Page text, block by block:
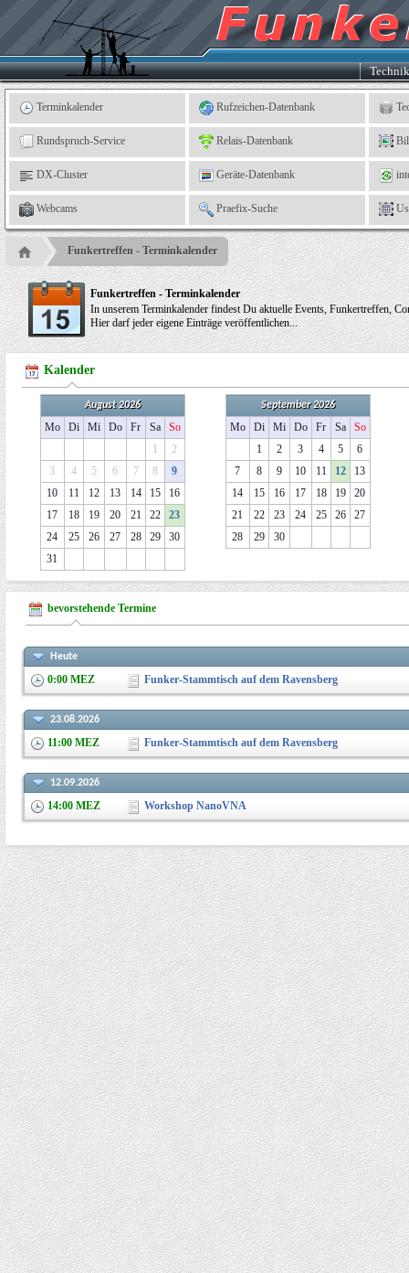
Kleingartenverein
e.
V.,
Leinefelde
Terminkalender Rufzeichen-Datenbank
Rundspruch-Service Relais-Datenbank
DX-Cluster Geräte-Datenbank
Webcams Praefix-Suche
Funkertreffen - Terminkalender
Funkertreffen - Terminkalender
In unserem Terminkalender findest Du aktuelle Events, Funkertreffen,
Hier darf jeder eigene Einträge veröffentlichen...
Kalender
August 2026
Mo Di Mi Do Fr Sa
So
1
2
3
4 5 6 7 8
9
10
11 12 13 14 15
16
17
18 19 20 21 22
23
24
25 26 27 28 29
30
31
September 2026
Mo Di Mi Do Fr Sa
So
1
2 3 4 5
6
7
8 9 10 11 12
13
14
15 16 17 18 19
20
21
22 23 24 25 26
27
28
29 30
bevorstehende Termine
Heute
0:00 MEZ Funker-Stammtisch auf dem Ravensberg
23.08.2026
11:00 MEZ Funker-Stammtisch auf dem Ravensberg
12.09.2026
14:00 MEZ Workshop NanoVNA